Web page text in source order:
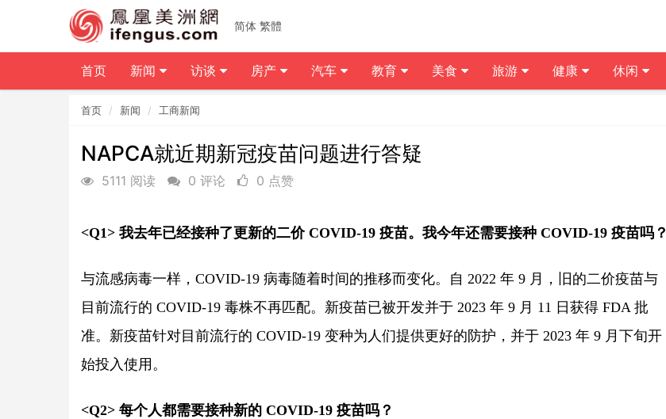
首页 新闻 工商新闻
NAPCA就近期新冠疫苗问题进行答疑
5111 阅读 0 评论 0 点赞
<Q1> 我去年已经接种了更新的二价 COVID-19 疫苗。我今年还需要接种 COVID-19 疫苗吗？
与流感病毒一样，COVID-19 病毒随着时间的推移而变化。自 2022 年 9 月，旧的二价疫苗与
目前流行的 COVID-19 毒株不再匹配。新疫苗已被开发并于 2023 年 9 月 11 日获得 FDA 批
准。新疫苗针对目前流行的 COVID-19 变种为人们提供更好的防护，并于 2023 年 9 月下旬开
始投入使用。
<Q2> 每个人都需要接种新的 COVID-19 疫苗吗？
简体 繁體
首页 新闻 访谈 房产 汽车 教育 美食 旅游 健康 休闲